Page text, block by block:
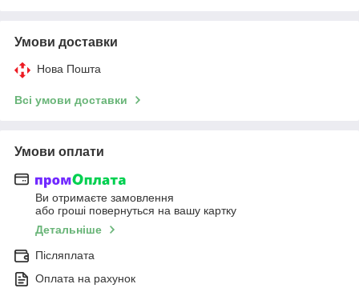
Умови доставки
Нова Пошта
Всі умови доставки
Умови оплати
Ви отримаєте замовлення
або гроші повернуться на вашу картку
Детальніше
Післяплата
Оплата на рахунок